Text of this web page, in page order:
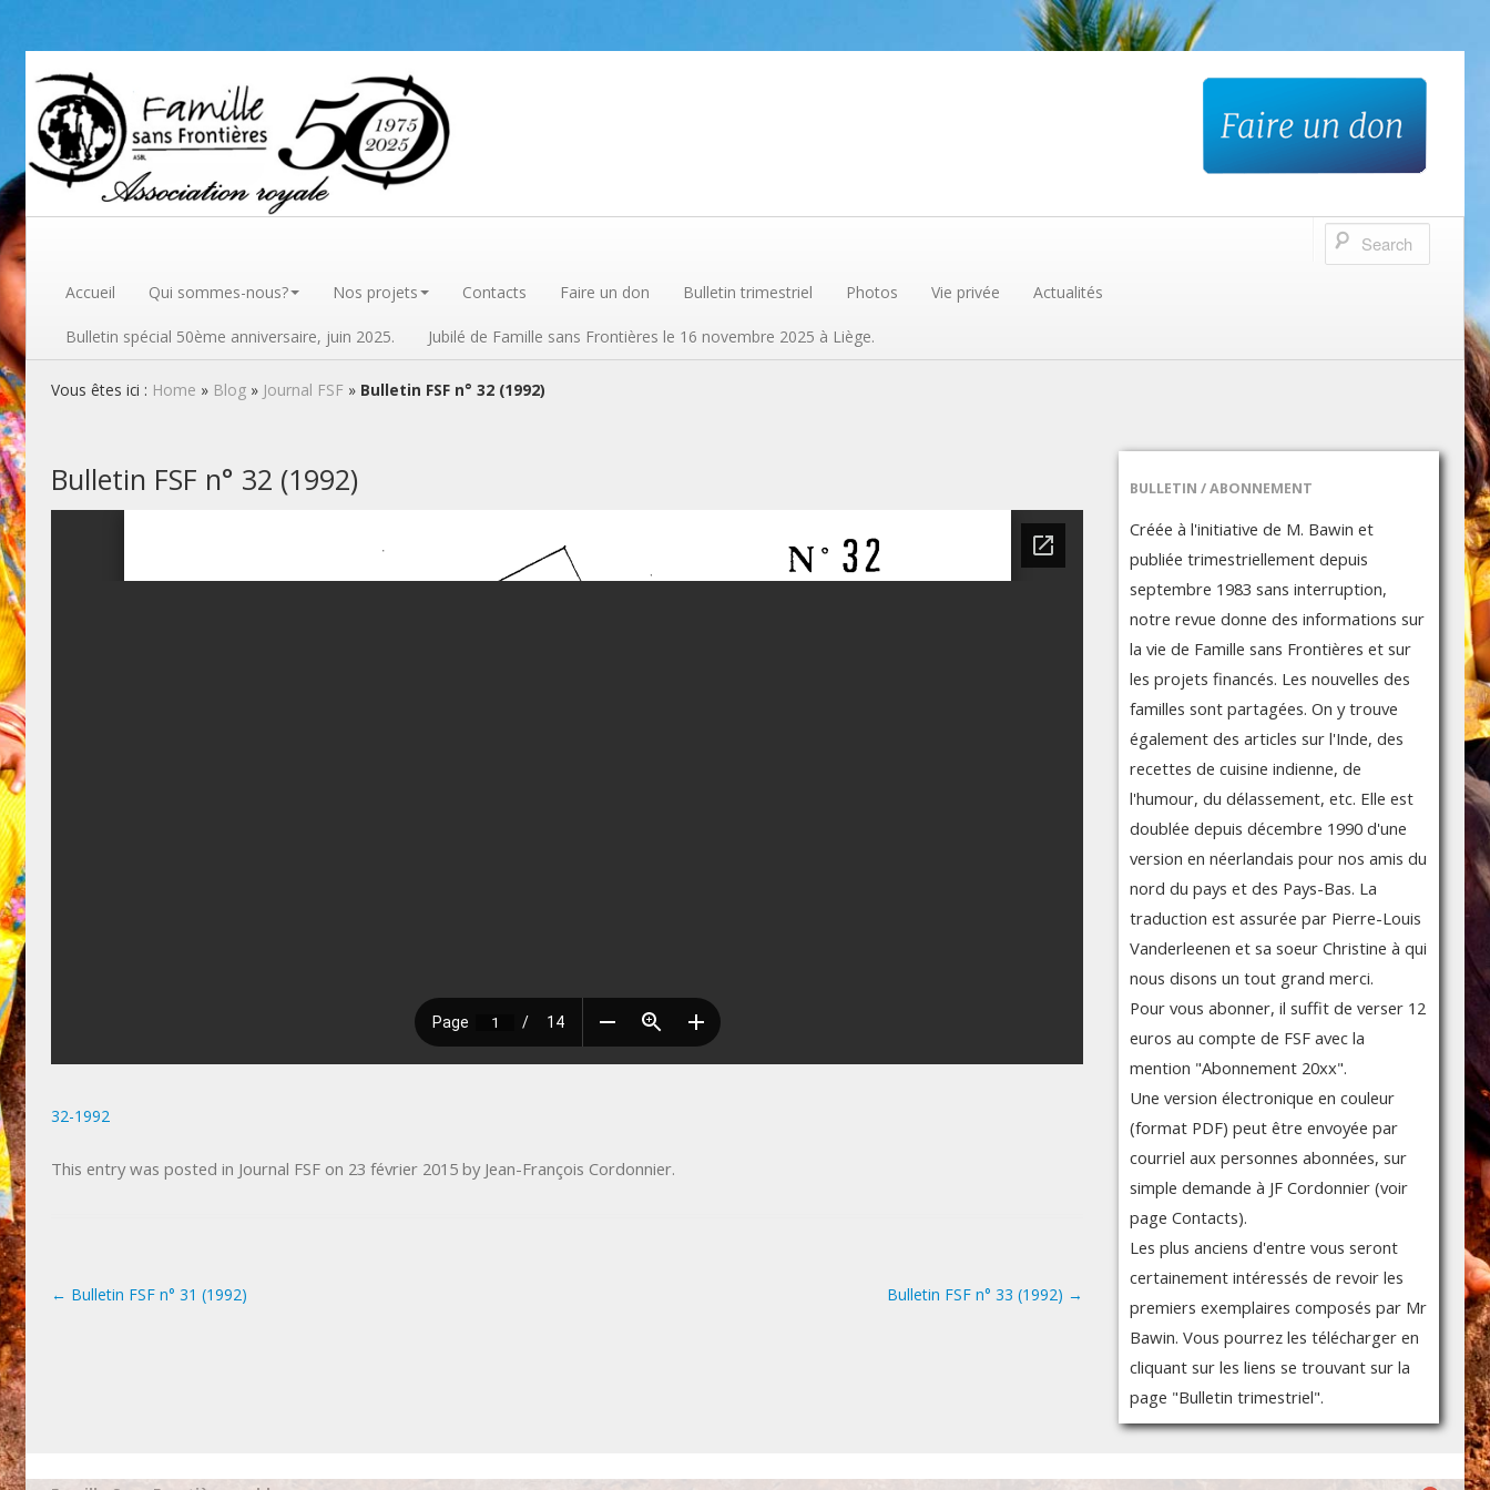
Famille sans frontières
Accueil Qui sommes-nous? Nos projets Contacts Faire un don Bulletin trimestriel Photos Vie privée Actualités
Bulletin spécial 50ème anniversaire, juin 2025. Jubilé de Famille sans Frontières le 16 novembre 2025 à Liège.
Vous êtes ici : Home » Blog» Journal FSF» Bulletin FSF n° 32 (1992)
Bulletin FSF n° 32 (1992)
32-1992
This entry was posted in Journal FSFon 23 février 2015by Jean-François Cordonnier.
Post navigation
← Bulletin FSF n° 31 (1992) Bulletin FSF n° 33 (1992) →
BULLETIN / ABONNEMENT
Créée à l'initiative de M. Bawin et
publiée trimestriellement depuis
septembre 1983 sans interruption,
notre revue donne des informations sur
la vie de Famille sans Frontières et sur
les projets financés. Les nouvelles des
familles sont partagées. On y trouve
également des articles sur l'Inde, des
recettes de cuisine indienne, de
l'humour, du délassement, etc. Elle est
doublée depuis décembre 1990 d'une
version en néerlandais pour nos amis du
nord du pays et des Pays-Bas. La
traduction est assurée par Pierre-Louis
Vanderleenen et sa soeur Christine à qui
nous disons un tout grand merci.
Pour vous abonner, il suffit de verser 12
euros au compte de FSF avec la
mention "Abonnement 20xx".
Une version électronique en couleur
(format PDF) peut être envoyée par
courriel aux personnes abonnées, sur
simple demande à JF Cordonnier (voir
page Contacts).
Les plus anciens d'entre vous seront
certainement intéressés de revoir les
premiers exemplaires composés par Mr
Bawin. Vous pourrez les télécharger en
cliquant sur les liens se trouvant sur la
page "Bulletin trimestriel".